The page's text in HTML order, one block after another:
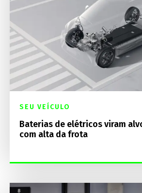
SEU VEÍCULO
Baterias de elétricos viram
com alta da frota